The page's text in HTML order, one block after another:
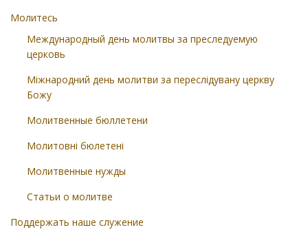
Молитесь
Международный день молитвы за преследуемую
церковь
Міжнародний день молитви за переслідувану церкву
Божу
Молитвенные бюллетени
Молитовні бюлетені
Молитвенные нужды
Статьи о молитве
Поддержать наше служение